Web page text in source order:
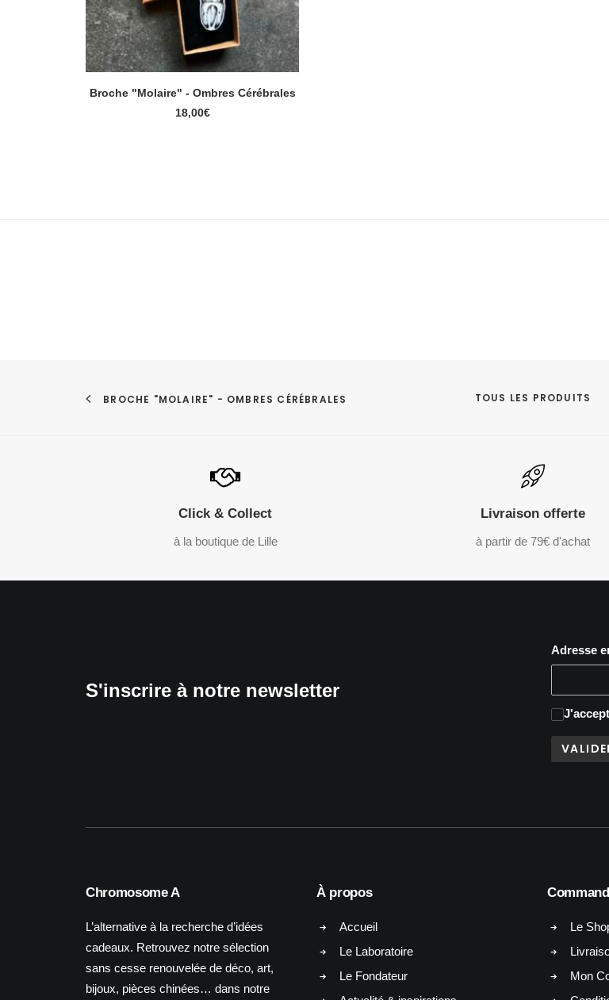
Broche "Molaire" - Ombres Cérébrales
18,00€
BROCHE "MOLAIRE" - OMBRES CÉRÉBRALES TOUS LES PRODUITS
Click & Collect
à la boutique de Lille
Livraison offerte
à partir de 79€ d'achat
S'inscrire à notre newsletter
Adresse
Chromosome A
L’alternative à la recherche d’idées
cadeaux. Retrouvez notre sélection
sans cesse renouvelée de déco, art,
bijoux, pièces chinées… dans notre
À propos
Accueil
Le Laboratoire
Le Fondateur
Le
Mon